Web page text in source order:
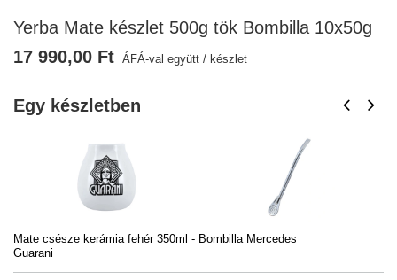
Yerba Mate készlet 500g tök Bombilla 10x50g
Egy készletben
Mate csésze kerámia fehér 350ml -
Guarani
Bombilla Mercedes
17 990,00 Ft ÁFÁ-val együtt / készlet